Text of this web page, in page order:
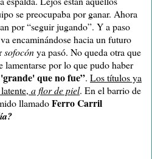
se preocupaba por ganar. Ahora
por “seguir jugando”. Y a paso
encaminándose hacia un futuro
sofocónya pasó. No queda otra que
lamentarse por lo que pudo haber
que no fue”. Los títulos ya
a flor de piel. En el barrio de
llamadoFerro Carril